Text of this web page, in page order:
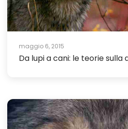
maggio 6, 2015
Da lupi a cani: le teorie sulla